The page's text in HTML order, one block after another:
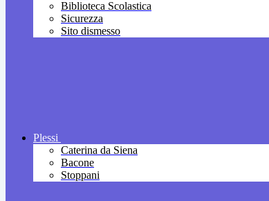
Biblioteca Scolastica
Sicurezza
Sito dismesso
Plessi
Caterina da Siena
Bacone
Stoppani